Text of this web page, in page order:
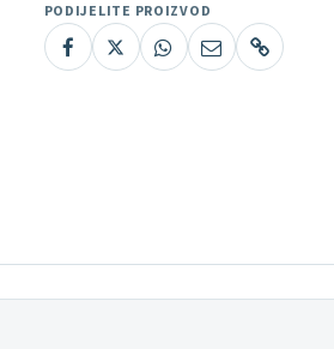
PODIJELITE PROIZVOD